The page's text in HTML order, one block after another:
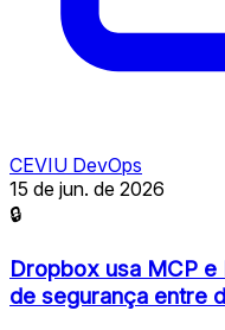
CEVIU DevOps
15 de jun. de 2026
🔒
Dropbox usa MCP e
de segurança entre